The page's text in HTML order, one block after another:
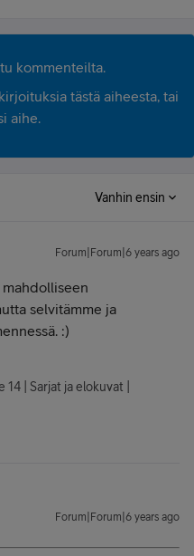
kommenteilta.
tästä aiheesta, tai
aihe.
Vanhin ensin
Forum|Forum|6 years ago
selvitämme ja
:)
| Sarjat ja elokuvat |
Forum|Forum|6 years ago